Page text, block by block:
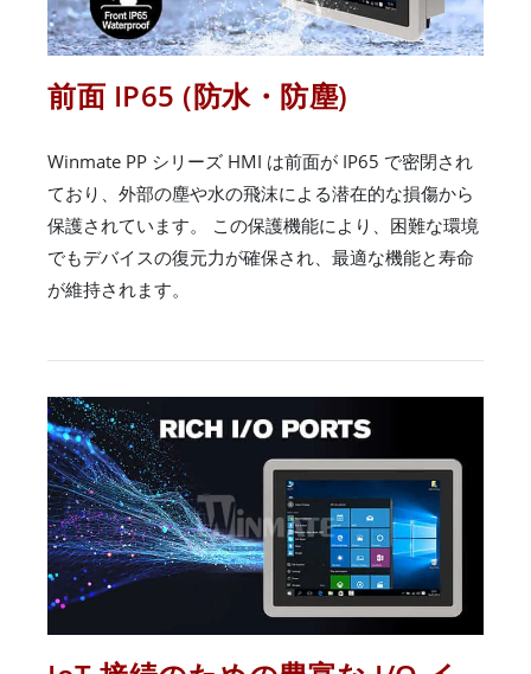
前面 IP65 (防水・防塵)
Winmate PP シリーズ HMI は前面が IP65 で密閉され
ており、外部の塵や水の飛沫による潜在的な損傷から
保護されています。 この保護機能により、困難な環境
でもデバイスの復元力が確保され、最適な機能と寿命
が維持されます。